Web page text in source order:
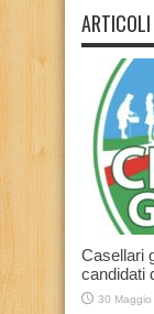
Casellari
candidati
30 Maggio